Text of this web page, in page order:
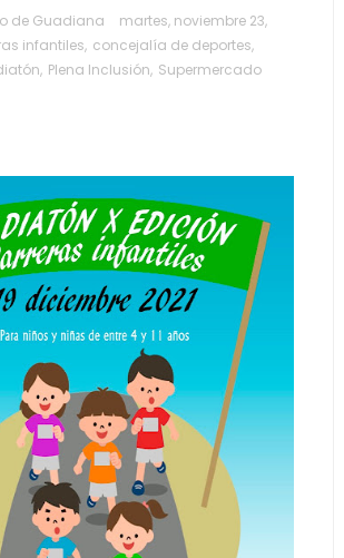
de Guadiana
martes, noviembre 23,
infantiles, concejalía de deportes,
, Plena Inclusión, Supermercado